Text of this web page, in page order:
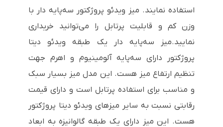
استفاده نمایند. میز ویدئو پروژکتور سه‌پایه دار با
وزن کم و قابلیت پرتابل را می‌توانید خریداری
نمایید.میز سه‌پایه دار یک طبقه ویدئو دیتا
پروژکتور دارای سه‌پایه آلومینیوم و اهرم جهت
تنظیم ارتفاع میز هست. این مدل میز بسیار سبک
و مناسب برای استفاده پرتابل است و دارای قیمت
رقابتی نسبت به سایر میزهای ویدئو دیتا پروژکتور
هست. این میز دارای یک طبقه گالوانیزه به ابعاد